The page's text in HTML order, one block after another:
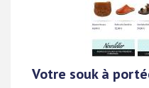
Votre souk à